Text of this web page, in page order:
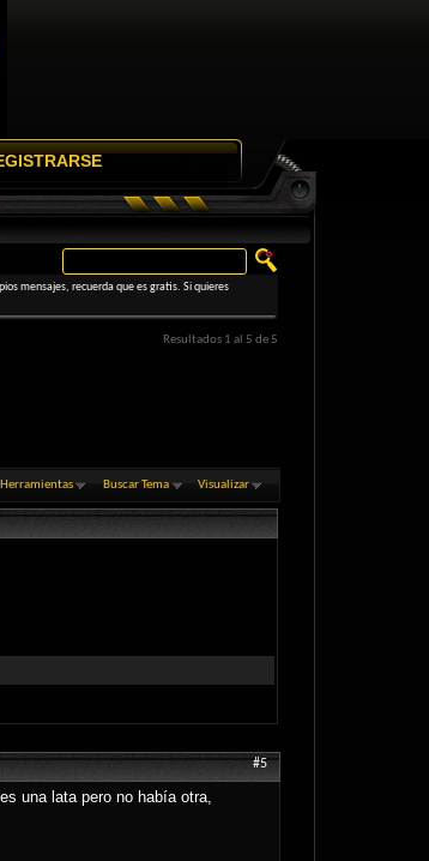
mensajes, recuerda que es gratis. Si quieres
Resultados 1 al 5 de 5
Herramientas Buscar Tema Visualizar
#5
una lata pero no había otra,